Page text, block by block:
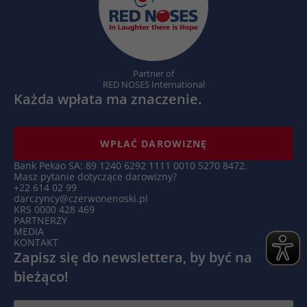
Partner of
RED NOSES International
Każda wpłata ma znaczenie.
WPŁAĆ DAROWIZNĘ
Bank Pekao SA: 89 1240 6292 1111 0010 5270 8472.
Masz pytanie dotyczące darowizny?
+22 614 02 99
darczyncy@czerwonenoski.pl
KRS 0000 428 469
PARTNERZY
MEDIA
KONTAKT
Zapisz się do newslettera, by być na
bieżąco!
Microsoft Clarity ustawia ten plik cookie,
aby zachować identyfikator użytkownika
Clarity przeglądarki i ustawienia wyłącznie
dla tej witryny. Gwarantuje to, że działania
podejmowane podczas kolejnych wizyt na
tej samej stronie zostaną powiązane z tym
samym identyfikatorem użytkownika.
_clsk
Dostawca Microsoft Clarity
Czas
trwania
1 dzień
Zamiar
Microsoft Clarity ustawia ten plik cookie w
celu przechowywania i konsolidowania
Targetowanie/remarketing, pomiar
skuteczności reklam